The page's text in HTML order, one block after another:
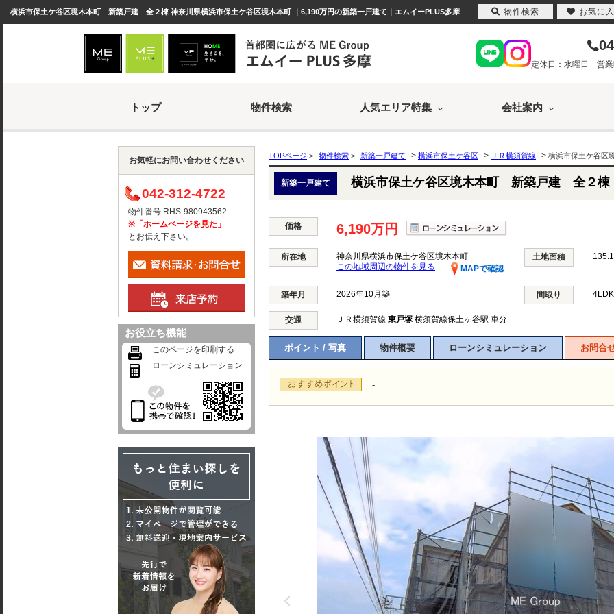
横浜市保土ケ谷区境木本町 新築戸建 全２棟 神奈川県横浜市保土ケ谷区境木本町 ｜6,190万円の新築一戸建て｜エムイーPLUS多摩
定休日：水曜日 営
トップ 物件検索 人気エリア特集 会社案内
TOPページ > 物件検索 > 新築一戸建て > 横浜市保土ケ谷区 > ＪＲ横須賀線 > 横浜市保土ケ谷
新築一戸建て 横浜市保土ケ谷区境木本町 新築戸建 全２棟
価格 6,190万円
所在地
神奈川県横浜市保土ケ谷区境木本町
MAPで確認
この地域周辺の物件を見る
土地面積
築年月 2026年10月築 間取り
交通 ＪＲ横須賀線 東戸塚 横須賀線保土ヶ谷駅 車分
ポイント / 写真 物件概要 ローンシミュレーション お問合
-
お気軽にお問い合わせください
042-312-4722
物件番号 RHS-980943562
※「ホームページを見た」
とお伝え下さい。
お役立ち機能
このページを印刷する
ローンシミュレーション
物件検索 お気に